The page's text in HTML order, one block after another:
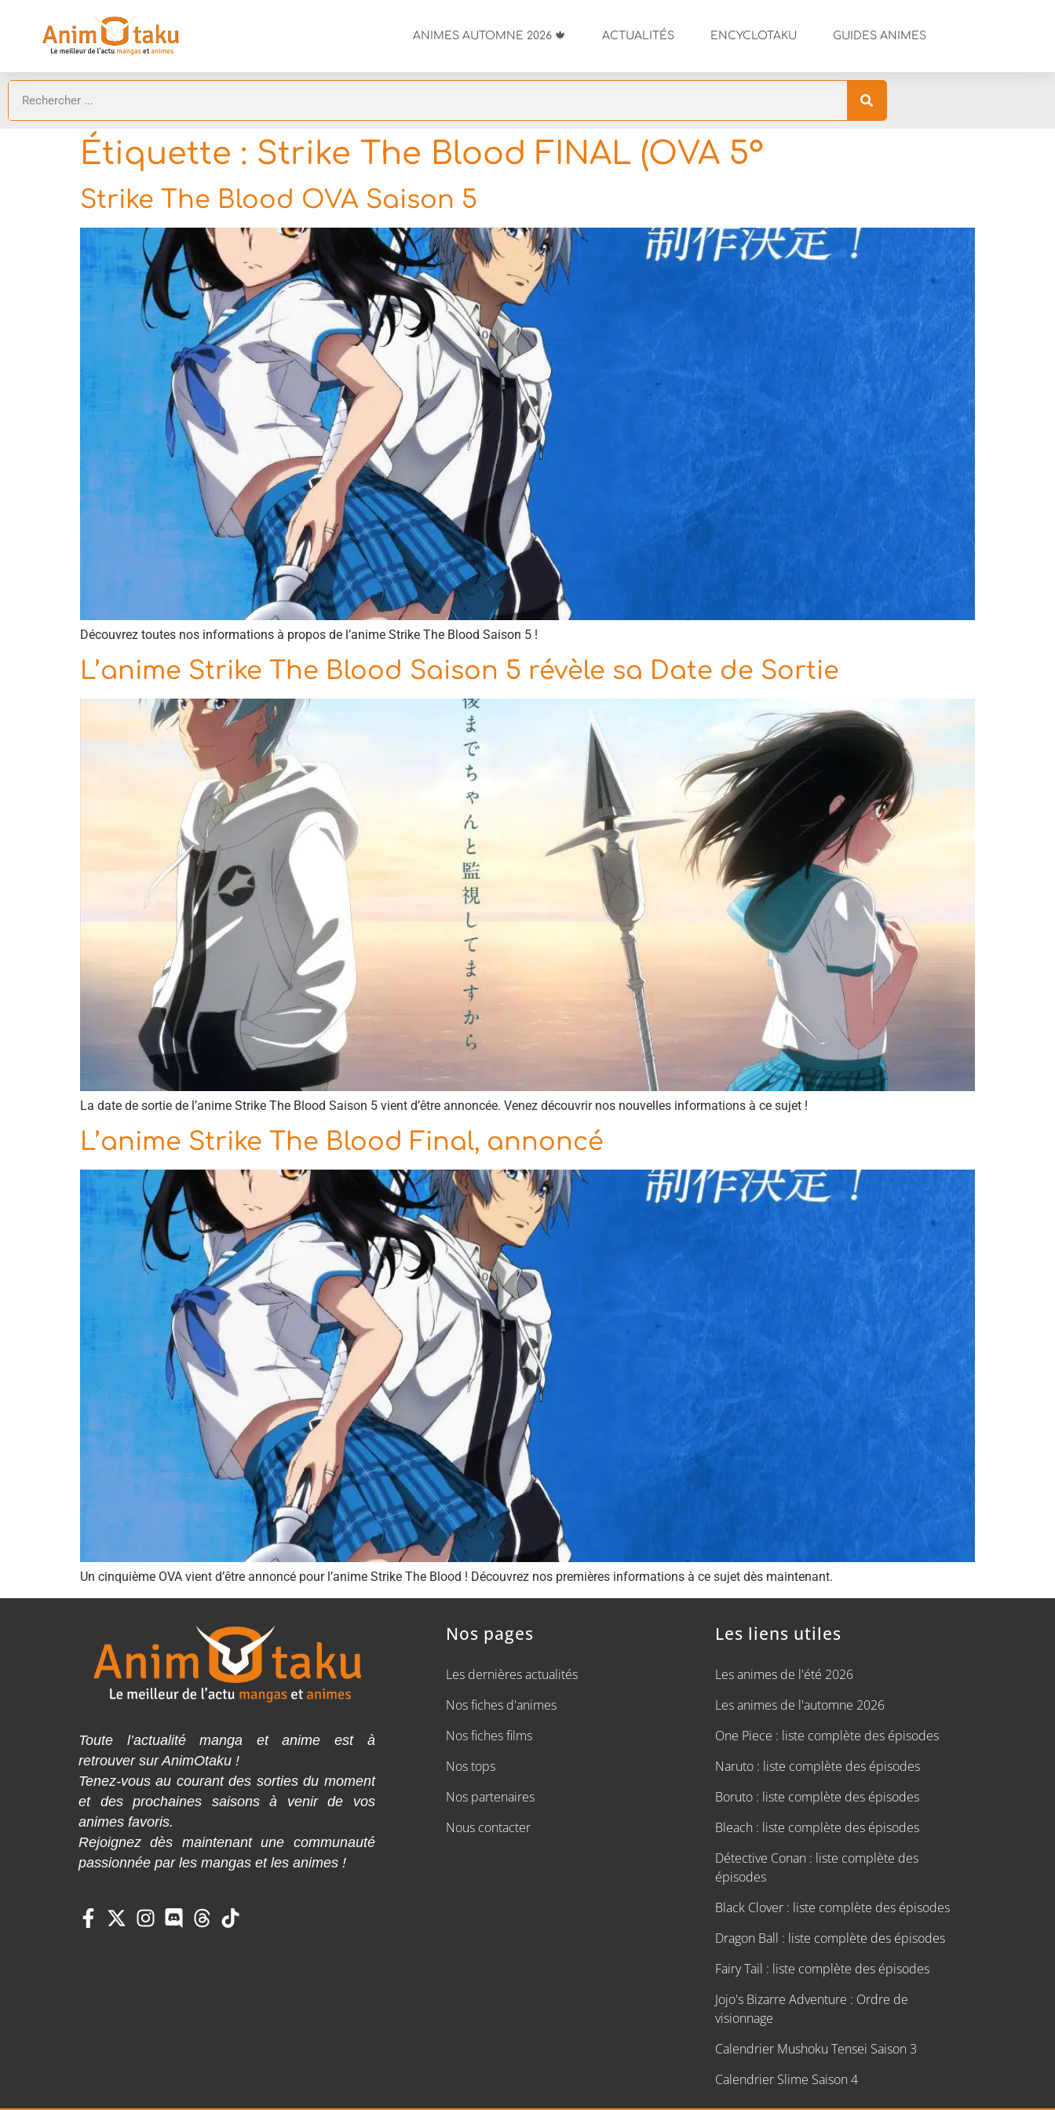
ANIMES AUTOMNE 2026 🍁 ACTUALITÉS ENCYCLOTAKU GUIDES ANIMES
Étiquette : Strike The Blood FINAL (OVA 5°
Strike The Blood OVA Saison 5
Découvrez toutes nos informations à propos de l’anime Strike The Blood Saison 5 !
L’anime Strike The Blood Saison 5 révèle sa Date de Sortie
La date de sortie de l’anime Strike The Blood Saison 5 vient d’être annoncée. Venez découvrir nos nouvelles informations à ce sujet !
L’anime Strike The Blood Final, annoncé
Un cinquième OVA vient d’être annoncé pour l’anime Strike The Blood ! Découvrez nos premières informations à ce sujet dès maintenant.
Toute l’actualité manga et anime est à
retrouver sur AnimOtaku !
Tenez-vous au courant des sorties du moment
et des prochaines saisons à venir de vos
animes favoris.
Rejoignez dès maintenant une communauté
passionnée par les mangas et les animes !
Nos pages
Les dernières actualités
Nos fiches d'animes
Nos fiches films
Nos tops
Nos partenaires
Nous contacter
Les liens utiles
Les animes de l'été 2026
Les animes de l'automne 2026
One Piece : liste complète des épisodes
Naruto : liste complète des épisodes
Boruto : liste complète des épisodes
Bleach : liste complète des épisodes
Détective Conan : liste complète des
épisodes
Black Clover : liste complète des épisodes
Dragon Ball : liste complète des épisodes
Fairy Tail : liste complète des épisodes
Jojo's Bizarre Adventure : Ordre de
visionnage
Calendrier Mushoku Tensei Saison 3
Calendrier Slime Saison 4